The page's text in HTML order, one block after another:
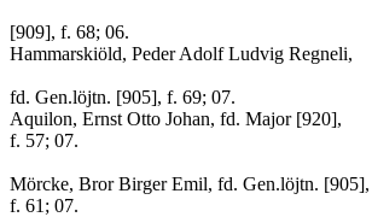
[909], f. 68; 06.
Hammarskiöld, Peder Adolf Ludvig Regneli,
fd. Gen.löjtn. [905], f. 69; 07.
Aquilon, Ernst Otto Johan, fd. Major [920],
f. 57; 07.
Mörcke, Bror Birger Emil, fd. Gen.löjtn. [905],
f. 61; 07.